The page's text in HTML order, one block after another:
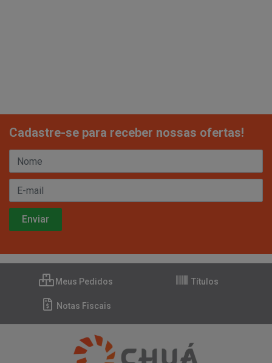
Cadastre-se para receber nossas ofertas!
Meus Pedidos Títulos
Notas Fiscais